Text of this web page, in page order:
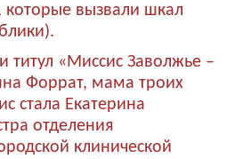
которые вызвали шкал
«Миссис Заволжье –
Форрат, мама троих
стала Екатерина
отделения
клинической